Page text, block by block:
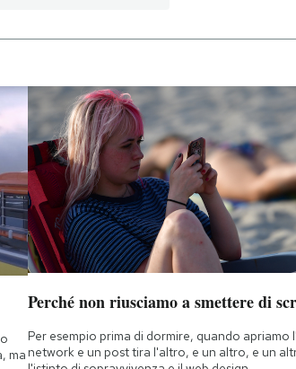
ma
Perché non riusciamo a smettere di
Per esempio prima di dormire, quando apriamo
network e un post tira l'altro, e un altro, e un